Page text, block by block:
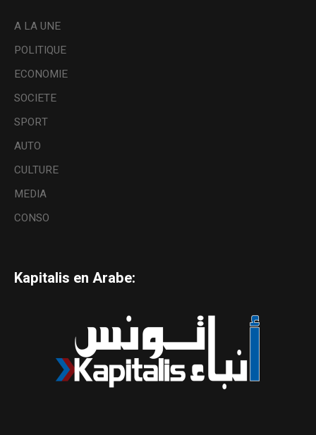
A LA UNE
POLITIQUE
ECONOMIE
SOCIETE
SPORT
AUTO
CULTURE
MEDIA
CONSO
Kapitalis en Arabe: